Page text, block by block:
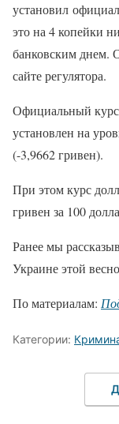
установил
это на 4 копейки
банковским днем.
сайте регулятора.
Официальный курс
установлен на
(-3,9662 гривен).
При этом курс
гривен за 100
Ранее мы
Украине этой
По материалам:
Категории: